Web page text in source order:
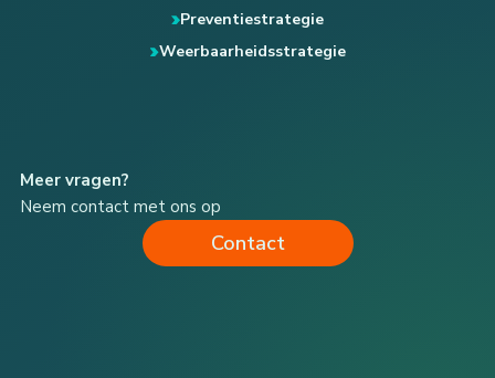
Preventiestrategie
Weerbaarheidsstrategie
Meer vragen?
Neem contact met ons op
Contact